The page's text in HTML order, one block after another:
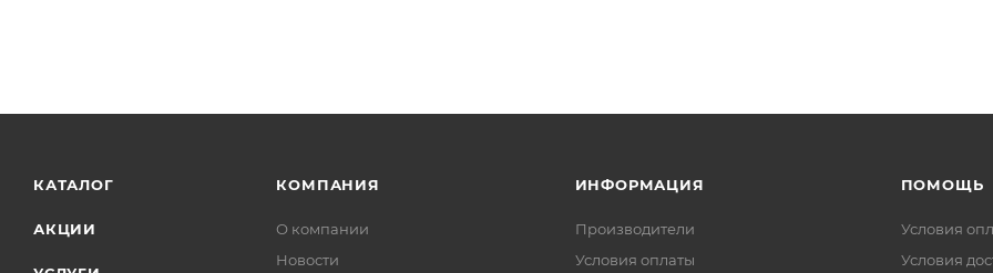
КАТАЛОГ
АКЦИИ
КОМПАНИЯ
О компании
Новости
ИНФОРМАЦИЯ
Производители
Условия оплаты
ПОМОЩЬ
Условия
Условия